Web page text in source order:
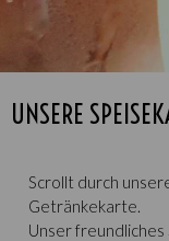
UNSERE
Scrollt durch
Getränkekarte.
Unser freundliches